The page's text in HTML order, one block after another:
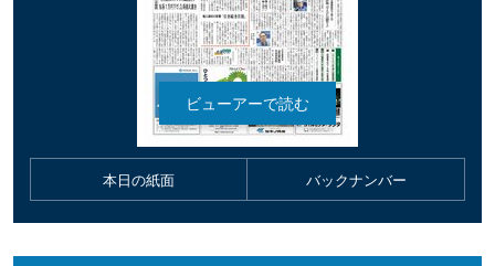
本日の紙面 バックナンバー